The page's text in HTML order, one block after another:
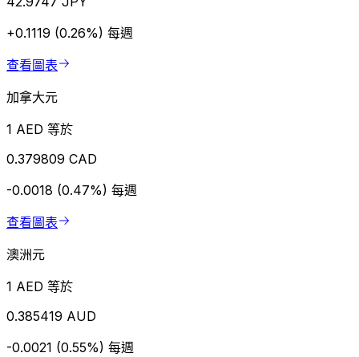
+0.1119 (0.26%) 每週
查看圖表
加拿大元
1 AED 等於
0.379809 CAD
-0.0018 (0.47%) 每週
查看圖表
澳洲元
1 AED 等於
0.385419 AUD
-0.0021 (0.55%) 每週